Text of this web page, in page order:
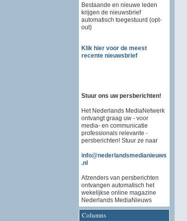
Bestaande en nieuwe leden
krijgen de nieuwsbrief
automatisch toegestuurd (opt-
out)
Klik hier voor de meest
recente nieuwsbrief
Stuur ons uw persberichten!
Het Nederlands MediaNetwerk
ontvangt graag uw - voor
media- en communicatie
professionals relevante -
persberichten! Stuur ze naar
info@nederlandsmedianieuws
.nl
Afzenders van persberichten
ontvangen automatisch het
wekelijkse online magazine
Nederlands MediaNieuws
Columns